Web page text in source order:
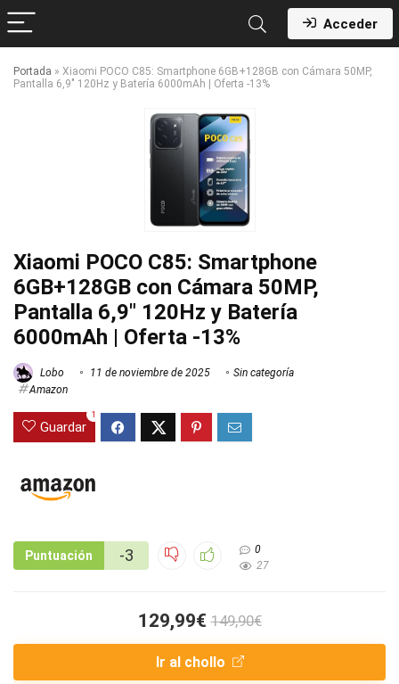
Acceder
Portada » Xiaomi POCO C85: Smartphone 6GB+128GB con Cámara 50MP,
Pantalla 6,9″ 120Hz y Batería 6000mAh | Oferta -13%
Xiaomi POCO C85: Smartphone
6GB+128GB con Cámara 50MP,
Pantalla 6,9″ 120Hz y Batería
6000mAh | Oferta -13%
Lobo 11 de noviembre de 2025
Sin categoría
Amazon
Guardar
1
Puntuación -3
0
27
129,99€ 149,90€
Ir al chollo